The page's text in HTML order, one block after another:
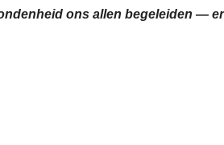
ons allen begeleiden —